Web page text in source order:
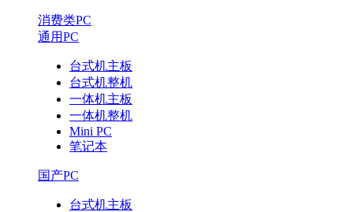
消费类PC
通用PC
台式机主板
台式机整机
一体机主板
一体机整机
Mini PC
笔记本
国产PC
台式机主板